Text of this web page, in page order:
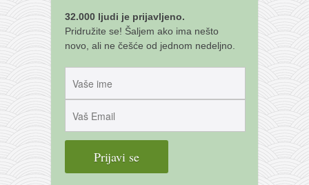
32.000 ljudi je prijavljeno.
Pridružite se! Šaljem ako ima nešto
novo, ali ne češće od jednom nedeljno.